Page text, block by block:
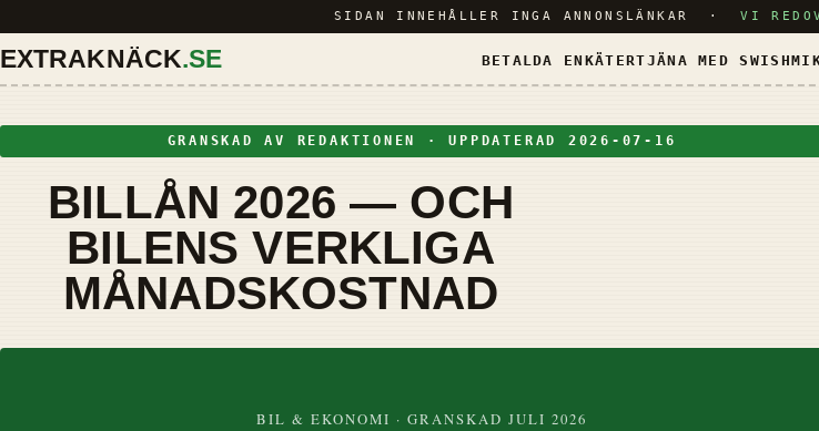
SIDAN INNEHÅLLER INGA ANNONSLÄNKAR ·VI
EXTRAKNÄCK.SE BETALDA ENKÄTERTJÄNA MED SWISH
GRANSKAD AV REDAKTIONEN · UPPDATERAD 2026-07-16
BILLÅN 2026 — OCH
BILENS VERKLIGA
MÅNADSKOSTNAD
BIL & EKONOMI · GRANSKAD JULI 2026